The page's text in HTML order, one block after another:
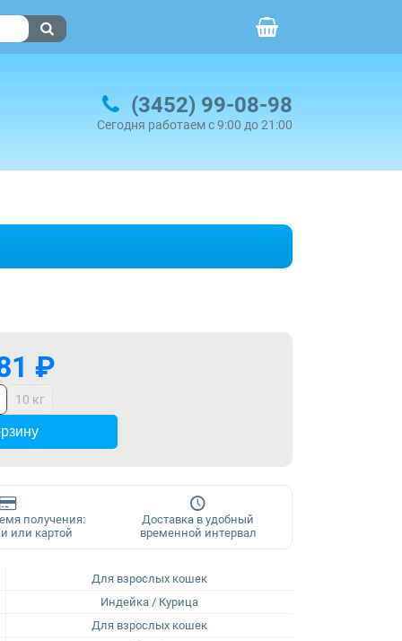
(3452) 99-08-98
Сегодня работаем с 9:00 до 21:00
₽
10 кг
получения:
или картой
Доставка в удобный
временной интервал
Для взрослых кошек
Индейка / Курица
Для взрослых кошек